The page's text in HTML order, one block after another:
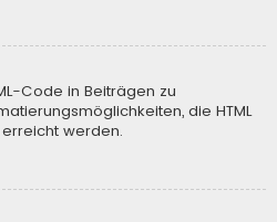
Code in Beiträgen zu
die HTML
werden.